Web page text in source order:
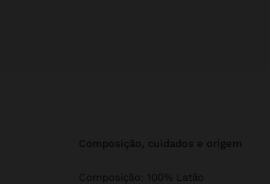
composição, cuidados e origem
Composição: 100% Latão